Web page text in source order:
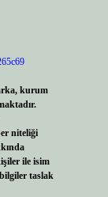
kurum
niteliği
ile isim
taslak